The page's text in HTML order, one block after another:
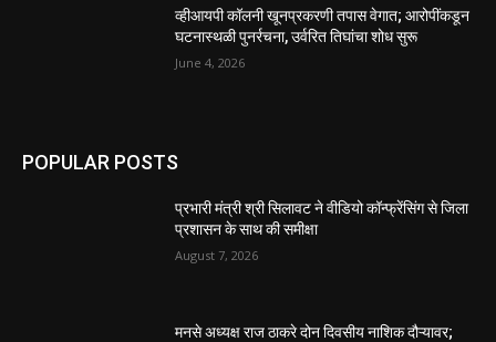
व्हीआयपी कॉलनी खूनप्रकरणी तपास वेगात; आरोपींकडून
घटनास्थळी पुनर्रचना, उर्वरित तिघांचा शोध सुरू
June 4, 2026
POPULAR POSTS
प्रभारी मंत्री श्री सिलावट ने वीडियो कॉन्फ्रेंसिंग से जिला
प्रशासन के साथ की समीक्षा
August 7, 2026
मनसे अध्यक्ष राज ठाकरे दोन दिवसीय नाशिक दौऱ्यावर;